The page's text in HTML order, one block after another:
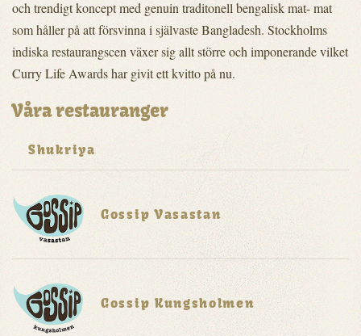
och trendigt koncept med genuin traditonell bengalisk mat- mat
som håller på att försvinna i självaste Bangladesh. Stockholms
indiska restaurangscen växer sig allt större och imponerande vilket
Curry Life Awards har givit ett kvitto på nu.
Våra restauranger
Shukriya
Gossip Vasastan
Gossip Kungsholmen